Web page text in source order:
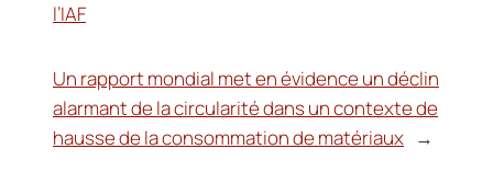
l’IAF
Un rapport mondial met en évidence un déclin
alarmant de la circularité dans un contexte de
hausse de la consommation de matériaux →